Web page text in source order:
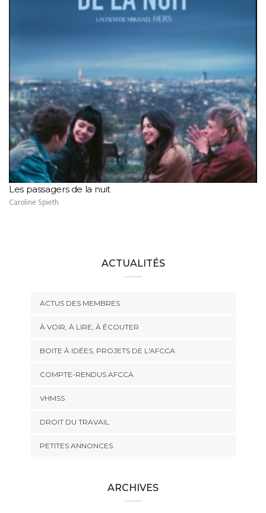
Les passagers de la nuit
Caroline Spieth
ACTUALITÉS
ACTUS DES MEMBRES
À VOIR, À LIRE, À ÉCOUTER
BOITE À IDÉES, PROJETS DE L'AFCCA
COMPTE-RENDUS AFCCA
VHMSS
DROIT DU TRAVAIL
PETITES ANNONCES
ARCHIVES